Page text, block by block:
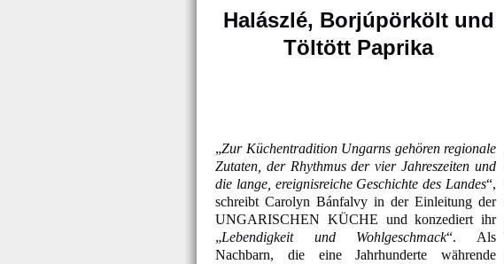
Halászlé, Borjúpörkölt und
Töltött Paprika
„Zur Küchentradition Ungarns gehören regionale
Zutaten, der Rhythmus der vier Jahreszeiten und
die lange, ereignisreiche Geschichte des Landes“,
schreibt Carolyn Bánfalvy in der Einleitung der
UNGARISCHEN KÜCHE und konzediert ihr
„Lebendigkeit und Wohlgeschmack“. Als
Nachbarn, die eine Jahrhunderte währende